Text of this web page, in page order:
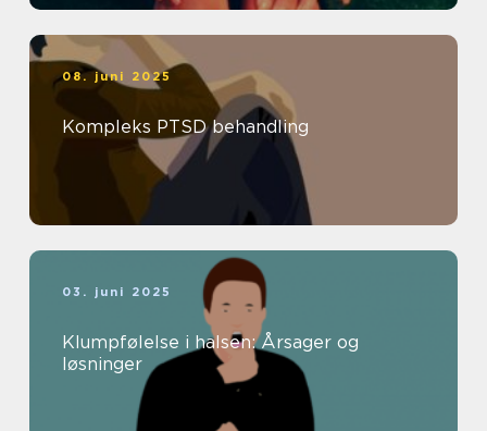
08. juni 2025
Kompleks PTSD behandling
03. juni 2025
Klumpfølelse i halsen: Årsager og
løsninger